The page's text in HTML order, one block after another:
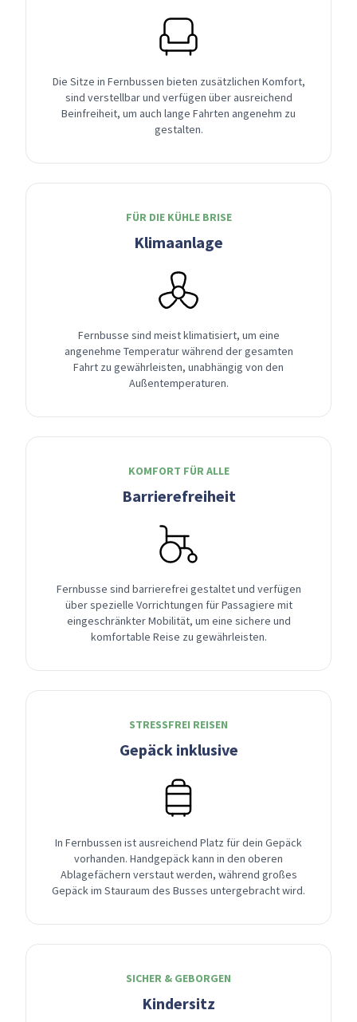
Die Sitze in Fernbussen bieten zusätzlichen Komfort,
sind verstellbar und verfügen über ausreichend
Beinfreiheit, um auch lange Fahrten angenehm zu
gestalten.
FÜR DIE KÜHLE BRISE
Klimaanlage
Fernbusse sind meist klimatisiert, um eine
angenehme Temperatur während der gesamten
Fahrt zu gewährleisten, unabhängig von den
Außentemperaturen.
KOMFORT FÜR ALLE
Barrierefreiheit
Fernbusse sind barrierefrei gestaltet und verfügen
über spezielle Vorrichtungen für Passagiere mit
eingeschränkter Mobilität, um eine sichere und
komfortable Reise zu gewährleisten.
STRESSFREI REISEN
Gepäck inklusive
In Fernbussen ist ausreichend Platz für dein Gepäck
vorhanden. Handgepäck kann in den oberen
Ablagefächern verstaut werden, während großes
Gepäck im Stauraum des Busses untergebracht wird.
SICHER & GEBORGEN
Kindersitz